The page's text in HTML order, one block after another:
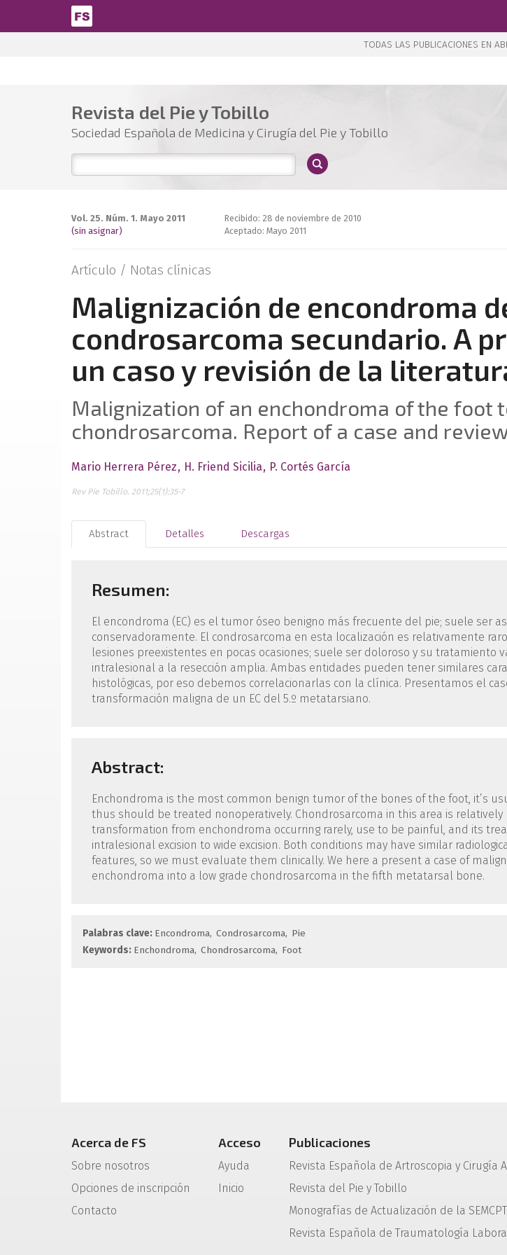
Pasar al contenido principal
TODAS LAS PUBLICACIONES EN
Revista del Pie y Tobillo
Sociedad Española de Medicina y Cirugía del Pie y Tobillo
Vol. 25. Núm. 1. Mayo 2011
(sin asignar)
Recibido: 28 de noviembre de 2010
Aceptado: Mayo 2011
Artículo / Notas clínicas
Malignización de encondroma
condrosarcoma secundario. A
un caso y revisión de la
Malignization of an enchondroma of the foot
chondrosarcoma. Report of a case and
Mario Herrera Pérez H. Friend Sicilia P. Cortés García
Rev Pie Tobillo. 2011;25(1):35-7
Abstract Detalles Descargas
Resumen:
El encondroma (EC) es el tumor óseo benigno más frecuente del pie; suele ser
conservadoramente. El condrosarcoma en esta localización es relativamente
lesiones preexistentes en pocas ocasiones; suele ser doloroso y su tratamiento
intralesional a la resección amplia. Ambas entidades pueden tener similares
histológicas, por eso debemos correlacionarlas con la clínica. Presentamos el
transformación maligna de un EC del 5.º metatarsiano.
Abstract:
Enchondroma is the most common benign tumor of the bones of the foot, it’s
thus should be treated nonoperatively. Chondrosarcoma in this area is
transformation from enchondroma occurring rarely, use to be painful, and its
intralesional excision to wide excision. Both conditions may have similar
features, so we must evaluate them clinically. We here a present a case of
enchondroma into a low grade chondrosarcoma in the fifth metatarsal bone.
Palabras clave: Encondroma Condrosarcoma Pie
Keywords: Enchondroma Chondrosarcoma Foot
Acerca de FS
Sobre nosotros
Opciones de inscripción
Contacto
Acceso
Ayuda
Inicio
Publicaciones
Revista Española de Artroscopia y Cirugía
Revista del Pie y Tobillo
Monografías de Actualización de la SEMCPT
Revista Española de Traumatología Laboral